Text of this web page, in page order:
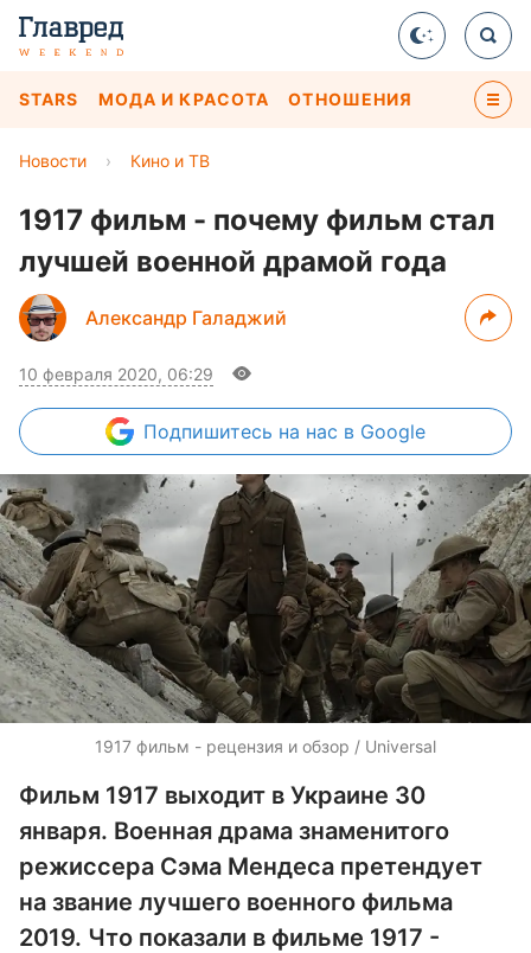
STARS МОДА И КРАСОТА ОТНОШЕНИЯ
Новости › Кино и ТВ
1917 фильм - почему фильм стал
лучшей военной драмой года
Александр Галаджий
10 февраля 2020, 06:29
Подпишитесь на нас в Google
1917 фильм - рецензия и обзор / Universal
Фильм 1917 выходит в Украине 30
января. Военная драма знаменитого
режиссера Сэма Мендеса претендует
на звание лучшего военного фильма
2019. Что показали в фильме 1917 -